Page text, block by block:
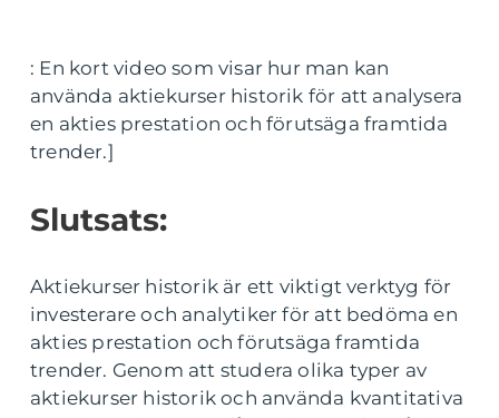
: En kort video som visar hur man kan
använda aktiekurser historik för att analysera
en akties prestation och förutsäga framtida
trender.]
Slutsats:
Aktiekurser historik är ett viktigt verktyg för
investerare och analytiker för att bedöma en
akties prestation och förutsäga framtida
trender. Genom att studera olika typer av
aktiekurser historik och använda kvantitativa